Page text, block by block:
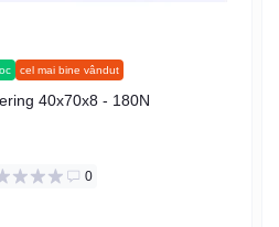
cel mai bine vândut
40x70x8 - 180N
0